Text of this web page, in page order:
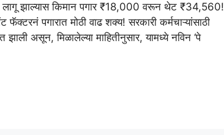
लागू झाल्यास किमान पगार ₹18,000 वरून थेट ₹34,560!
पगारात मोठी वाढ शक्य! सरकारी कर्मचाऱ्यांसाठी
झाली असून, मिळालेल्या माहितीनुसार, यामध्ये नविन ‘पे